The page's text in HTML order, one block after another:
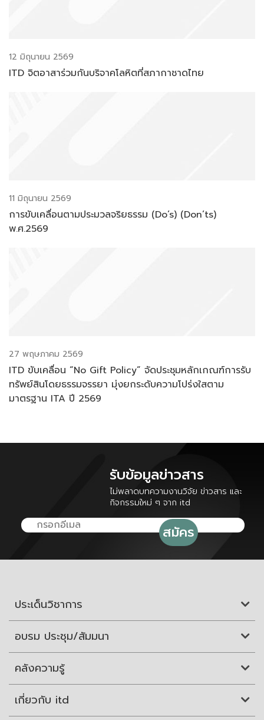
12 มิถุนายน 2569
ITD จิตอาสาร่วมกันบริจาคโลหิตที่สภากาชาดไทย
11 มิถุนายน 2569
การขับเคลื่อนตามประมวลจริยธรรม (Do’s) (Don’ts)
พ.ศ.2569
27 พฤษภาคม 2569
ITD ขับเคลื่อน “No Gift Policy” จัดประชุมหลักเกณฑ์การรับ
ทรัพย์สินโดยธรรมจรรยา มุ่งยกระดับความโปร่งใสตาม
มาตรฐาน ITA ปี 2569
รับข้อมูลข่าวสาร
ไม่พลาดบทความงานวิจัย ข่าวสาร และ
กิจกรรมใหม่ ๆ จาก itd
ประเด็นวิชาการ
อบรม ประชุม/สัมมนา
คลังความรู้
เกี่ยวกับ itd